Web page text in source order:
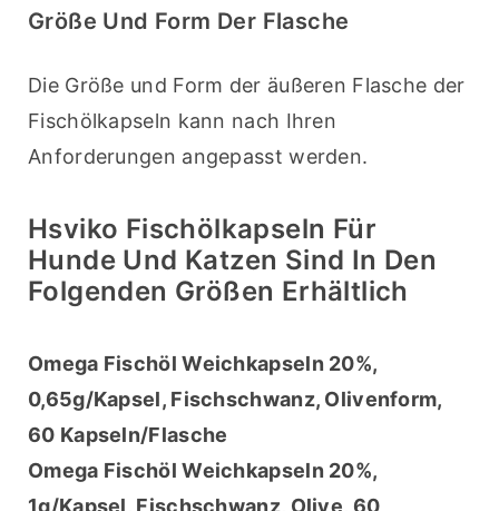
Größe Und Form Der Flasche
Die Größe und Form der äußeren Flasche der
Fischölkapseln kann nach Ihren
Anforderungen angepasst werden.
Hsviko Fischölkapseln Für
Hunde Und Katzen Sind In Den
Folgenden Größen Erhältlich
Omega Fischöl Weichkapseln 20%,
0,65g/Kapsel, Fischschwanz, Olivenform,
60 Kapseln/Flasche
Omega Fischöl Weichkapseln 20%,